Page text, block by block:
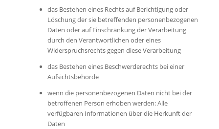
das Bestehen eines Rechts auf Berichtigung oder
Löschung der sie betreffenden personenbezogenen
Daten oder auf Einschränkung der Verarbeitung
durch den Verantwortlichen oder eines
Widerspruchsrechts gegen diese Verarbeitung
das Bestehen eines Beschwerderechts bei einer
Aufsichtsbehörde
wenn die personenbezogenen Daten nicht bei der
betroffenen Person erhoben werden: Alle
verfügbaren Informationen über die Herkunft der
Daten